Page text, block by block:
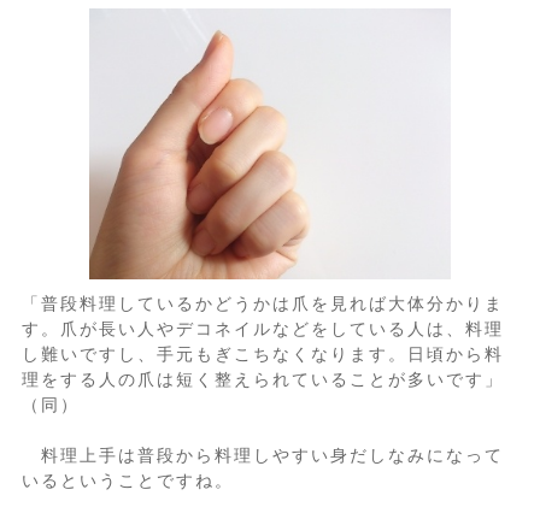
「普段料理しているかどうかは爪を見れば大体分かりま
す。爪が長い人やデコネイルなどをしている人は、料理
し難いですし、手元もぎこちなくなります。日頃から料
理をする人の爪は短く整えられていることが多いです」
（同）
料理上手は普段から料理しやすい身だしなみになって
いるということですね。